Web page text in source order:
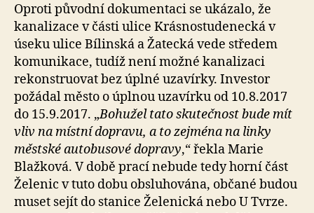
Oproti původní dokumentaci se ukázalo, že
kanalizace v části ulice Krásnostudenecká v
úseku ulice Bílinská a Žatecká vede středem
komunikace, tudíž není možné kanalizaci
rekonstruovat bez úplné uzavírky. Investor
požádal město o úplnou uzavírku od 10.8.2017
do 15.9.2017. „Bohužel tato skutečnost bude mít
vliv na místní dopravu, a to zejména na linky
městské autobusové dopravy,“ řekla Marie
Blažková. V době prací nebude tedy horní část
Želenic v tuto dobu obsluhována, občané budou
muset sejít do stanice Želenická nebo U Tvrze.